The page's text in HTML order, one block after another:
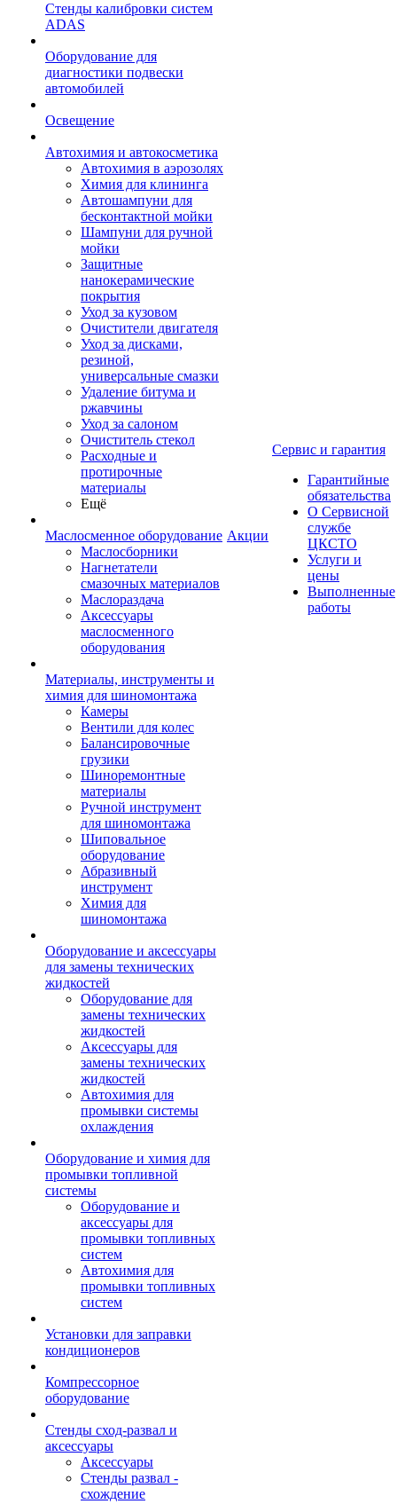
Стенды калибровки систем
ADAS
Оборудование для
диагностики подвески
автомобилей
Освещение
Автохимия и автокосметика
Автохимия в аэрозолях
Химия для клининга
Автошампуни для
бесконтактной мойки
Шампуни для ручной
мойки
Защитные
нанокерамические
покрытия
Уход за кузовом
Очистители двигателя
Уход за дисками,
резиной,
универсальные смазки
Удаление битума и
ржавчины
Уход за салоном
Очиститель стекол
Расходные и
протирочные
материалы
Ещё
Маслосменное оборудование
Маслосборники
Нагнетатели
смазочных материалов
Маслораздача
Аксессуары
маслосменного
оборудования
Материалы, инструменты и
химия для шиномонтажа
Камеры
Вентили для колес
Балансировочные
грузики
Шиноремонтные
материалы
Ручной инструмент
для шиномонтажа
Шиповальное
оборудование
Абразивный
инструмент
Химия для
шиномонтажа
Оборудование и аксессуары
для замены технических
жидкостей
Оборудование для
замены технических
жидкостей
Аксессуары для
замены технических
жидкостей
Автохимия для
промывки системы
охлаждения
Оборудование и химия для
промывки топливной
системы
Оборудование и
аксессуары для
промывки топливных
систем
Автохимия для
промывки топливных
систем
Установки для заправки
кондиционеров
Компрессорное
оборудование
Стенды сход-развал и
аксессуары
Аксессуары
Стенды развал -
схождение
Акции
Сервис и гарантия
Гарантийные
обязательства
О Сервисной
службе
ЦКСТО
Услуги и
цены
Выполненные
работы